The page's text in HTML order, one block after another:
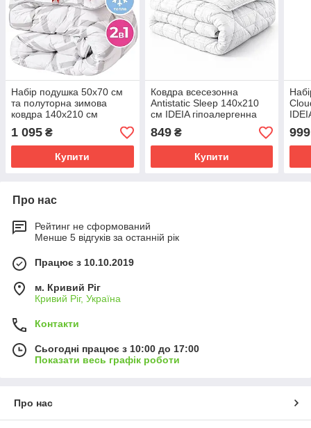
Набір подушка 50х70 см
та полуторна зимова
ковдра 140х210 см
Elegantly IDEIA штучний
пух
1 095 ₴
Купити
Ковдра всесезонна
Antistatic Sleep 140х210
см IDEIA гіпоалергенна
антистатична тканина
849₴
Купити
999
Про нас
Рейтинг не сформований
Менше 5 відгуків за останній рік
Працює з 10.10.2019
м. Кривий Ріг
Кривий Ріг, Україна
Контакти
Сьогодні працює з 10:00 до 17:00
Показати весь графік роботи
Про нас